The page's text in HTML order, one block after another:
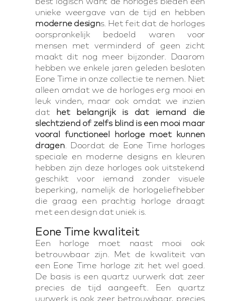
unieke weergave van de tijd en hebben
moderne designs. Het feit dat de horloges
oorspronkelijk bedoeld waren voor
mensen met verminderd of geen zicht
maakt dit nog meer bijzonder. Daarom
hebben we enkele jaren geleden besloten
Eone Time in onze collectie te nemen. Niet
alleen omdat we de horloges erg mooi en
leuk vinden, maar ook omdat we inzien
dat het belangrijk is dat iemand die
slechtziend of zelfs blind is een mooi maar
vooral functioneel horloge moet kunnen
dragen. Doordat de Eone Time horloges
speciale en moderne designs en kleuren
hebben zijn deze horloges ook uitstekend
geschikt voor iemand zonder visuele
beperking, namelijk de horlogeliefhebber
die graag een prachtig horloge draagt
met een design dat uniek is.
Eone Time kwaliteit
Een horloge moet naast mooi ook
betrouwbaar zijn. Met de kwaliteit van
een Eone Time horloge zit het wel goed.
De basis is een quartz uurwerk dat zeer
precies de tijd aangeeft. Een quartz
uurwerk is ook zeer betrouwbaar, precies